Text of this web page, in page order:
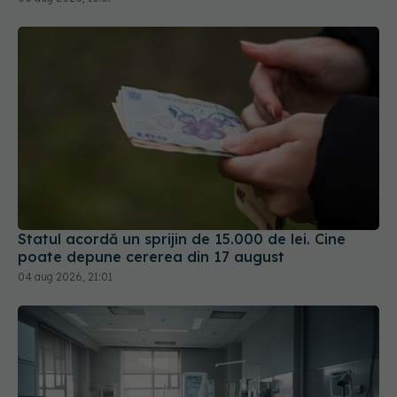
Statul acordă un sprijin de 15.000 de lei. Cine
poate depune cererea din 17 august